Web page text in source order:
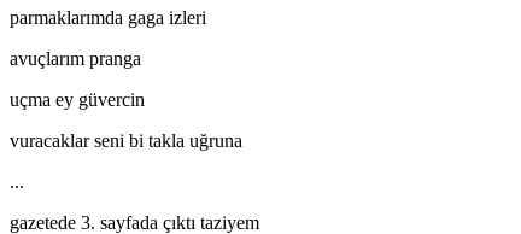
parmaklarımda gaga izleri
avuçlarım pranga
uçma ey güvercin
vuracaklar seni bi takla uğruna
...
gazetede 3. sayfada çıktı taziyem